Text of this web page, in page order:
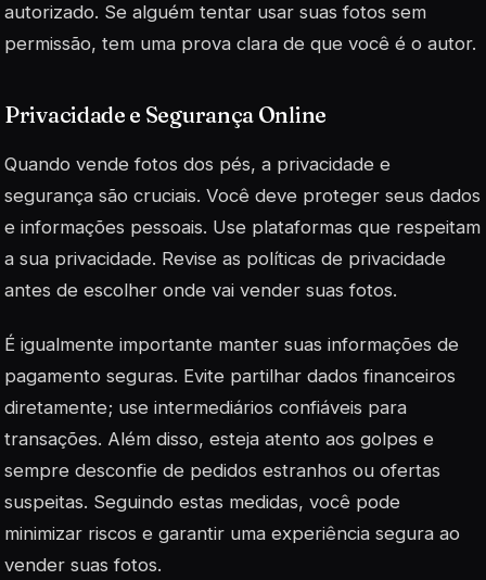
autorizado. Se alguém tentar usar suas fotos sem
permissão, tem uma prova clara de que você é o autor.
Privacidade e Segurança Online
Quando vende fotos dos pés, a privacidade e
segurança são cruciais. Você deve proteger seus dados
e informações pessoais. Use plataformas que respeitam
a sua privacidade. Revise as políticas de privacidade
antes de escolher onde vai vender suas fotos.
É igualmente importante manter suas informações de
pagamento seguras. Evite partilhar dados financeiros
diretamente; use intermediários confiáveis para
transações. Além disso, esteja atento aos golpes e
sempre desconfie de pedidos estranhos ou ofertas
suspeitas. Seguindo estas medidas, você pode
minimizar riscos e garantir uma experiência segura ao
vender suas fotos.